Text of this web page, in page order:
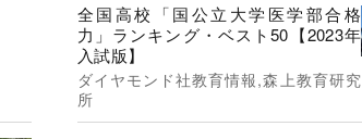
全国高校「国公立大学医学部合格
力」ランキング・ベスト50【2023年
入試版】
ダイヤモンド社教育情報,森上教育研究
所